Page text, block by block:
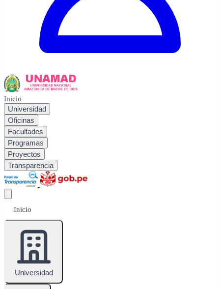
Inicio
Universidad
Oficinas
Facultades
Programas
Proyectos
Transparencia
Inicio
Universidad